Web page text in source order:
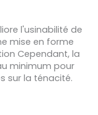
l'usinabilité de
mise en forme
Cependant, la
minimum pour
sur la ténacité.